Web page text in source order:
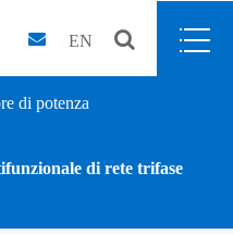
EN
di potenza
di rete trifase